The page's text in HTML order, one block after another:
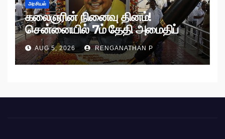
அரசியல்
கலைஞரின் நினைவு தினம்!
சென்னையில் 7ம் தேதி அமைதிப்
பேரணி!
AUG 5, 2026 RENGANATHAN P